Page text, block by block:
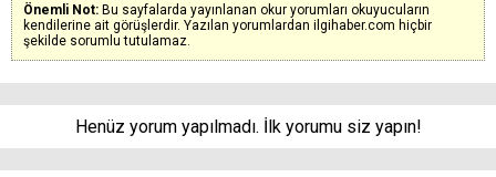
Önemli Not: Bu sayfalarda yayınlanan okur yorumları okuyucuların
kendilerine ait görüşlerdir. Yazılan yorumlardan ilgihaber.com hiçbir
şekilde sorumlu tutulamaz.
Henüz yorum yapılmadı. İlk yorumu siz yapın!